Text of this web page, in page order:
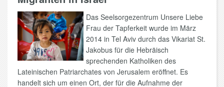
Das Seelsorgezentrum Unsere Liebe
Frau der Tapferkeit wurde im März
2014 in Tel Aviv durch das Vikariat St.
Jakobus für die Hebräisch
sprechenden Katholiken des
Lateinischen Patriarchates von Jerusalem eröffnet. Es
handelt sich um einen Ort, der für die Aufnahme der